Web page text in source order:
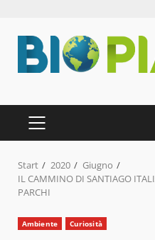
Inhalt
springen
PRIMÄRES
MENÜ
Start 2020
Giugno
IL CAMMINO DI SANTIAGO
PARCHI
Ambiente Curiosità